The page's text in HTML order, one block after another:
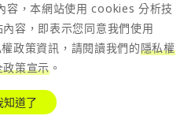
容，本網站使用 cookies 分析技
容，即表示您同意我們使用
政策資訊，請閱讀我們的隱私權
政策宣示 。
知道了